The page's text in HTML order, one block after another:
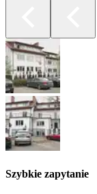
Szybkie zapytanie